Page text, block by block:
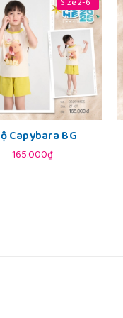
Capybara BG
165.000₫